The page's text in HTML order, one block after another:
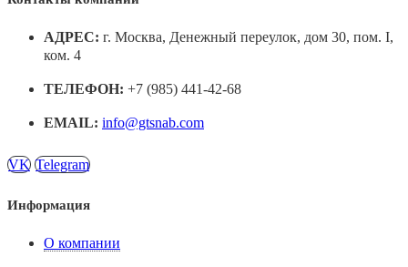
АДРЕС: г. Москва, Денежный переулок, дом 30, пом. I,
ком. 4
ТЕЛЕФОН: +7 (985) 441-42-68
EMAIL: info@gtsnab.com
VK Telegram
Информация
О компании